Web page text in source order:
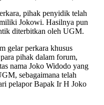
pihak penyidik telah
Jokowi. Hasilnya pun
diterbitkan oleh UGM.
gelar perkara khusus
pihak dalam forum,
nama Joko Widodo yang
sebagaimana telah
pelapor Bapak Ir H Joko